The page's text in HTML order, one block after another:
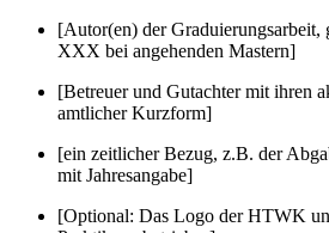
[Autor(en) der
XXX bei angehenden Mastern]
[Betreuer und Gutachter mit ihren
amtlicher Kurzform]
[ein zeitlicher Bezug, z.B. der
mit Jahresangabe]
[Optional: Das Logo der HTWK